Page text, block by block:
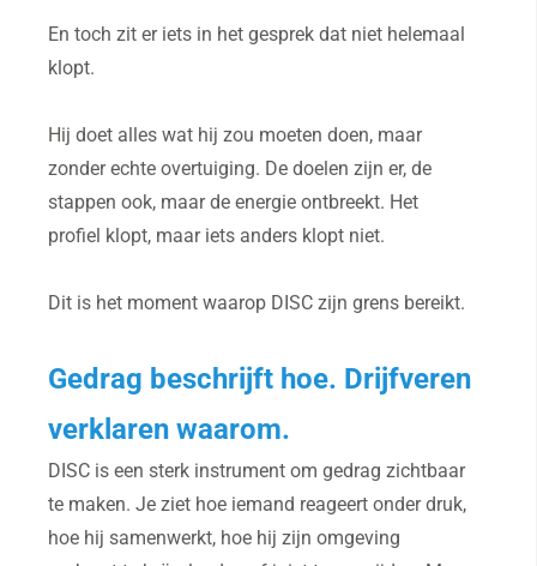
En toch zit er iets in het gesprek dat niet helemaal
klopt.
Hij doet alles wat hij zou moeten doen, maar
zonder echte overtuiging. De doelen zijn er, de
stappen ook, maar de energie ontbreekt. Het
profiel klopt, maar iets anders klopt niet.
Dit is het moment waarop DISC zijn grens bereikt.
Gedrag beschrijft hoe. Drijfveren
verklaren waarom.
DISC is een sterk instrument om gedrag zichtbaar
te maken. Je ziet hoe iemand reageert onder druk,
hoe hij samenwerkt, hoe hij zijn omgeving